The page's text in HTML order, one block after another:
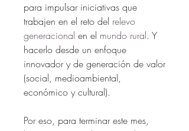
para impulsar iniciativas que
trabajen en el reto del relevo
generacional en el mundo rural. Y
hacerlo desde un enfoque
innovador y de generación de valor
(social, medioambiental,
económico y cultural).
Por eso, para terminar este mes,